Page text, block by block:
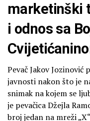
marketinški
i odnos sa
Pevač Jakov
javnosti nakon što je
snimak na kojem se
je pevačica Džejla
broj jedan na mreži